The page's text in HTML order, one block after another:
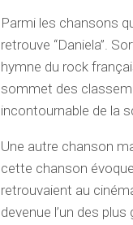
Parmi les chansons
retrouve “Daniela”.
hymne du rock
sommet des
incontournable de la
Une autre chanson
cette chanson
retrouvaient au
devenue l’un des